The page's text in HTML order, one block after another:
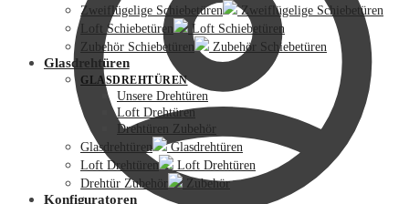
Zweiflügelige Schiebetüren
Zweiflügelige Schiebetüren
Loft Schiebetüren
Loft Schiebetüren
Zubehör Schiebetüren
Zubehör Schiebetüren
Glasdrehtüren
GLASDREHTÜREN
Unsere Drehtüren
Loft Drehtüren
Drehtüren Zubehör
Glasdrehtüren
Glasdrehtüren
Loft Drehtüren
Loft Drehtüren
Drehtür Zubehör
Zubehör
Konfiguratoren